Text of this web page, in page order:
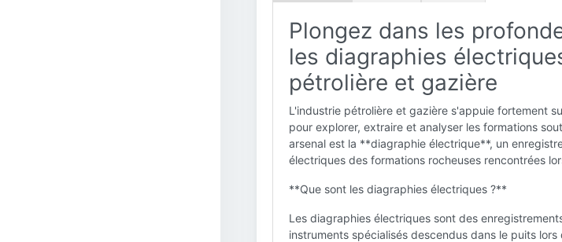
Plongez dans les
les diagraphies
pétrolière et gazière
L'industrie pétrolière et gazière s'appuie fortement
pour explorer, extraire et analyser les formations
arsenal est la **diagraphie électrique**, un
électriques des formations rocheuses rencontrées
**Que sont les diagraphies électriques ?**
Les diagraphies électriques sont des
instruments spécialisés descendus dans le puits